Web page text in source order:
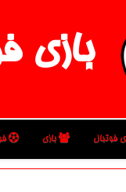
بازی
فوتبال بازی